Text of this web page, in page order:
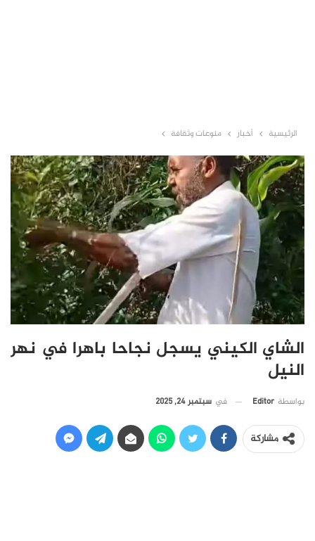
الرئيسية أخبار منوعات وثقافة
الشاي الكيني يسجل نجاحا باهرا في نهر
النيل
بواسطة Editor في سبتمبر 24, 2025
مشاركة